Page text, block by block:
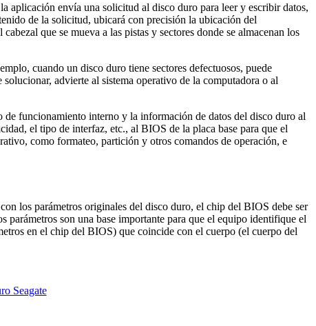
aplicación envía una solicitud al disco duro para leer y escribir datos,
de la solicitud, ubicará con precisión la ubicación del
que se mueva a las pistas y sectores donde se almacenan los
cuando un disco duro tiene sectores defectuosos, puede
advierte al sistema operativo de la computadora o al
de funcionamiento interno y la información de datos del disco duro al
el tipo de interfaz, etc., al BIOS de la placa base para que el
como formateo, partición y otros comandos de operación, e
los parámetros originales del disco duro, el chip del BIOS debe ser
son una base importante para que el equipo identifique el
en el chip del BIOS) que coincide con el cuerpo (el cuerpo del